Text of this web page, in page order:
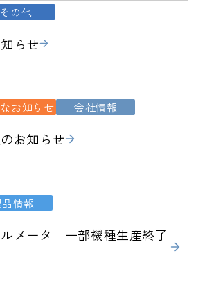
その他
らせ
お知らせ 会社情報
お知らせ
品情報
メータ 一部機種生産終了